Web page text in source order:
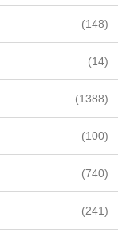
(148)
(14)
(1388)
(100)
(740)
(241)